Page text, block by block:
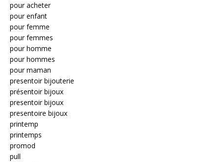
pour acheter
pour enfant
pour femme
pour femmes
pour homme
pour hommes
pour maman
presentoir bijouterie
présentoir bijoux
presentoir bijoux
presentoire bijoux
printemp
printemps
promod
pull